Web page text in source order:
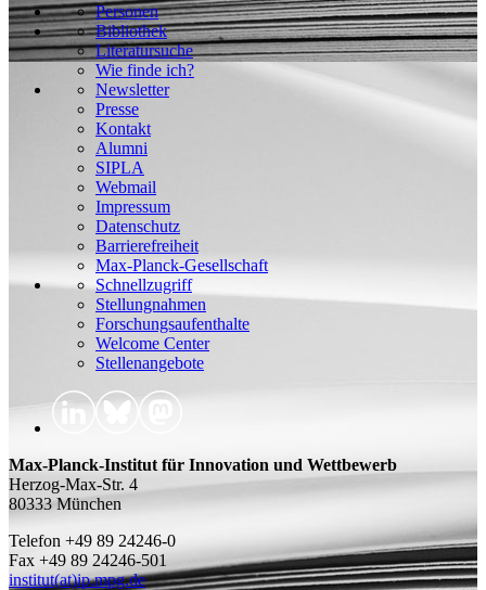
Personen
Bibliothek
Literatursuche
Wie finde ich?
Newsletter
Presse
Kontakt
Alumni
SIPLA
Webmail
Impressum
Datenschutz
Barrierefreiheit
Max-Planck-Gesellschaft
Schnellzugriff
Stellungnahmen
Forschungsaufenthalte
Welcome Center
Stellenangebote
Max-Planck-Institut für Innovation und Wettbewerb
Herzog-Max-Str. 4
80333 München
Telefon +49 89 24246-0
Fax +49 89 24246-501
institut(at)ip.mpg.de